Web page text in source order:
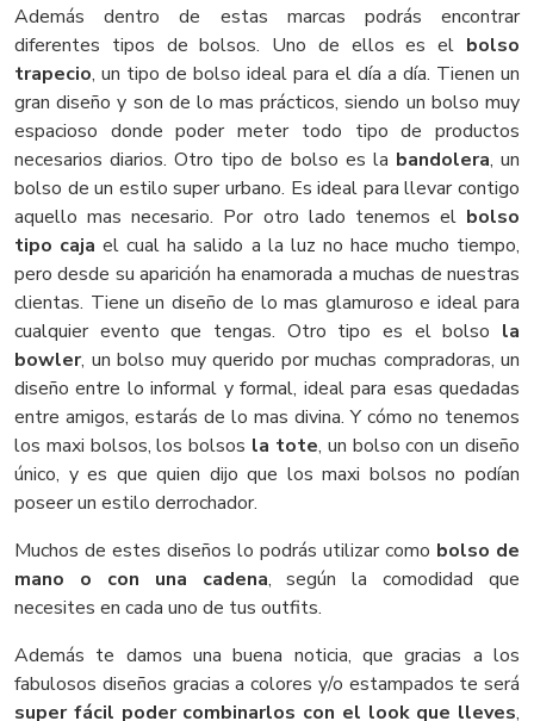
Además dentro de estas marcas podrás encontrar
diferentes tipos de bolsos. Uno de ellos es el bolso
trapecio, un tipo de bolso ideal para el día a día. Tienen un
gran diseño y son de lo mas prácticos, siendo un bolso muy
espacioso donde poder meter todo tipo de productos
necesarios diarios. Otro tipo de bolso es la bandolera, un
bolso de un estilo super urbano. Es ideal para llevar contigo
aquello mas necesario. Por otro lado tenemos el bolso
tipo caja el cual ha salido a la luz no hace mucho tiempo,
pero desde su aparición ha enamorada a muchas de nuestras
clientas. Tiene un diseño de lo mas glamuroso e ideal para
cualquier evento que tengas. Otro tipo es el bolso la
bowler, un bolso muy querido por muchas compradoras, un
diseño entre lo informal y formal, ideal para esas quedadas
entre amigos, estarás de lo mas divina. Y cómo no tenemos
los maxi bolsos, los bolsos la tote, un bolso con un diseño
único, y es que quien dijo que los maxi bolsos no podían
poseer un estilo derrochador.
Muchos de estes diseños lo podrás utilizar como bolso de
mano o con una cadena, según la comodidad que
necesites en cada uno de tus outfits.
Además te damos una buena noticia, que gracias a los
fabulosos diseños gracias a colores y/o estampados te será
super fácil poder combinarlos con el look que lleves,